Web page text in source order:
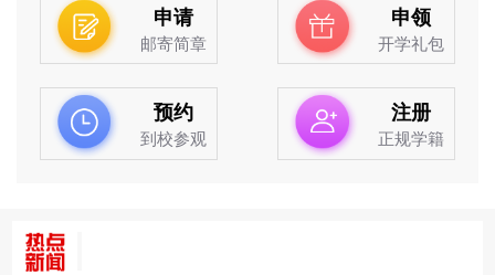
申请
邮寄简章
申领
开学礼包
预约
到校参观
注册
正规学籍